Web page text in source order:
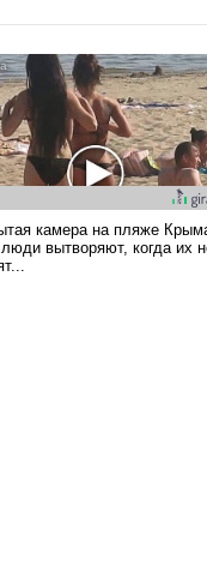
фантастики,
обсуждаемой